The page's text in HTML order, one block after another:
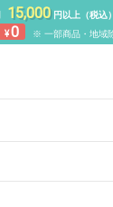
15,000円以上（税込
¥0 ※ 一部商品・地域